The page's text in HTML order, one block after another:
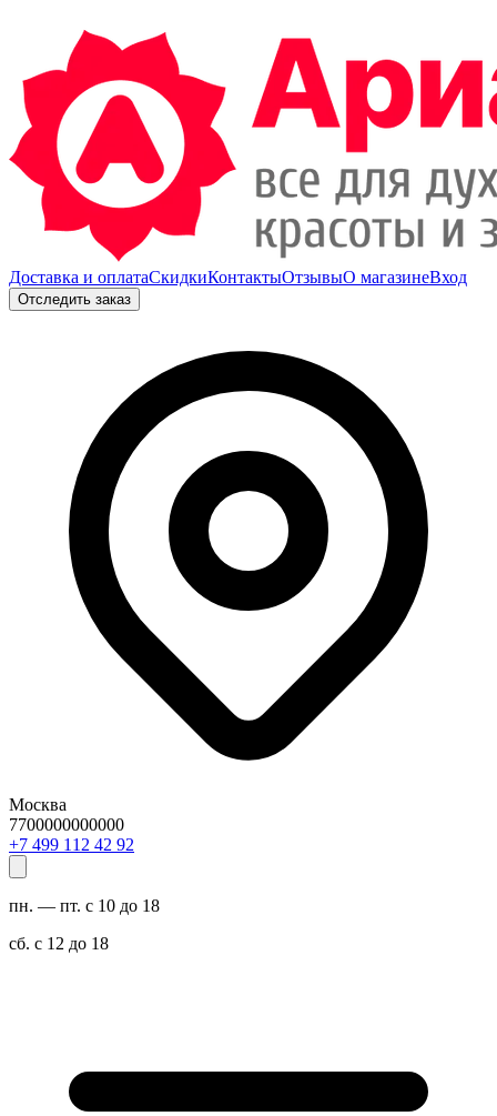
Доставка и оплатаСкидкиКонтактыОтзывыО магазинеВход
Отследить заказ
Москва
7700000000000
29 24 211 994 7+
пн. — пт. с 10 до 18
сб. с 12 до 18